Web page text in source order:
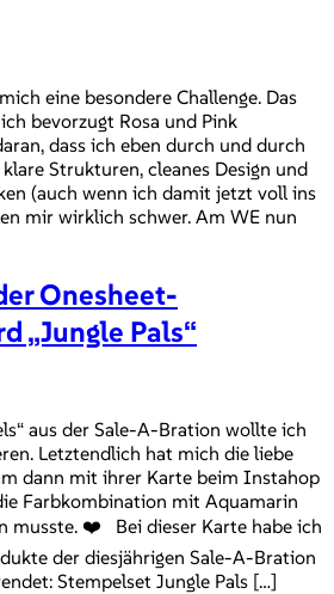
eine besondere Challenge. Das
bevorzugt Rosa und Pink
dass ich eben durch und durch
Strukturen, cleanes Design und
(auch wenn ich damit jetzt voll ins
mir wirklich schwer. Am WE nun
Onesheet-
„Jungle Pals“
aus der Sale-A-Bration wollte ich
Letztendlich hat mich die liebe
dann mit ihrer Karte beim Instahop
Farbkombination mit Aquamarin
musste. ❤️ Bei dieser Karte habe ich
der diesjährigen Sale-A-Bration
Stempelset Jungle Pals […]